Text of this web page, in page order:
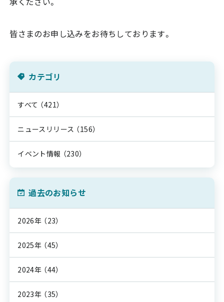
皆さまのお申し込みをお待ちしております。
カテゴリ
すべて （421）
ニュースリリース （156）
イベント情報 （230）
過去のお知らせ
2026年 （23）
2025年 （45）
2024年 （44）
2023年 （35）